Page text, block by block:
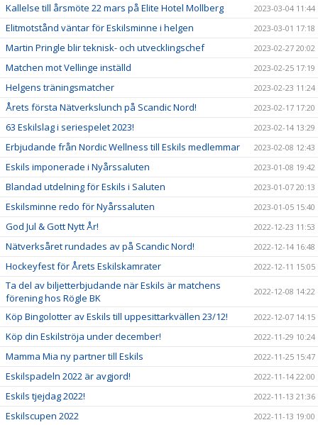
Kallelse till årsmöte 22 mars på Elite Hotel Mollberg 2023-03-04 11:44
Elitmotstånd väntar för Eskilsminne i helgen 2023-03-01 17:18
Martin Pringle blir teknisk- och utvecklingschef 2023-02-27 20:02
Matchen mot Vellinge inställd 2023-02-25 17:19
Helgens träningsmatcher 2023-02-23 11:24
Årets första Nätverkslunch på Scandic Nord! 2023-02-17 17:20
63 Eskilslag i seriespelet 2023! 2023-02-14 13:29
Erbjudande från Nordic Wellness till Eskils medlemmar 2023-02-08 12:43
Eskils imponerade i Nyårssaluten 2023-01-08 19:42
Blandad utdelning för Eskils i Saluten 2023-01-07 20:13
Eskilsminne redo för Nyårssaluten 2023-01-05 15:40
God Jul & Gott Nytt År! 2022-12-23 11:53
Nätverksåret rundades av på Scandic Nord! 2022-12-14 16:48
Hockeyfest för Årets Eskilskamrater 2022-12-11 15:05
Ta del av biljetterbjudande när Eskils är matchens
förening hos Rögle BK
2022-12-08 14:22
Köp Bingolotter av Eskils till uppesittarkvällen 23/12! 2022-12-07 14:15
Köp din Eskilströja under december! 2022-11-29 10:24
Mamma Mia ny partner till Eskils 2022-11-25 15:47
Eskilspadeln 2022 är avgjord! 2022-11-14 22:00
Eskils tjejdag 2022! 2022-11-13 21:36
Eskilscupen 2022
2022-11-13 19:00